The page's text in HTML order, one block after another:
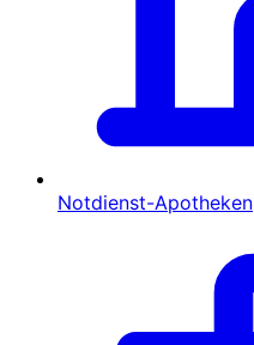
Notdienst-Apotheken